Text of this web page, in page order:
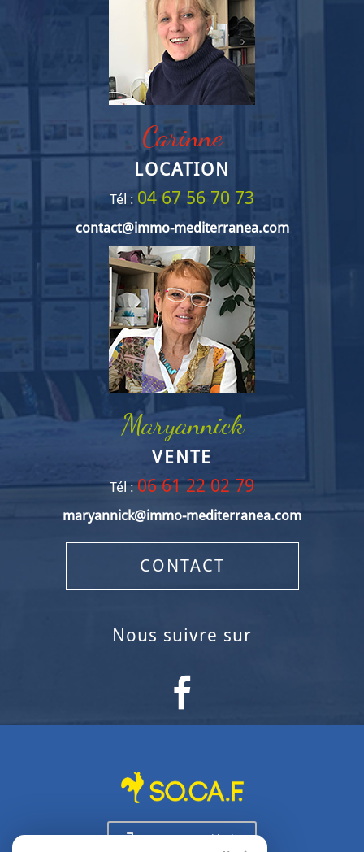
Carinne
LOCATION
Tél : 04 67 56 70 73
contact@immo-mediterranea.com
Maryannick
VENTE
Tél :06 61 22 02 79
maryannick@immo-mediterranea.com
CONTACT
nous suivre sur
Espace propriétaire